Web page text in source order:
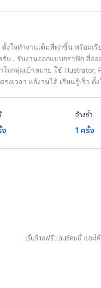
งใจทำงานเต็มที่ทุกชิ้น พร้อมเ
บ . รับงานออกแบบกราฟิก สื่อ
จกลุ่มเป้าหมาย ใช้ Illustrator,
งเวลา แก้งานได้ เรียนรู้เร็ว ตั้
จ้างซ้ำ
1 ครั้ง
เริ่มจ้างฟรีแลนซ์คนนี้ และใ